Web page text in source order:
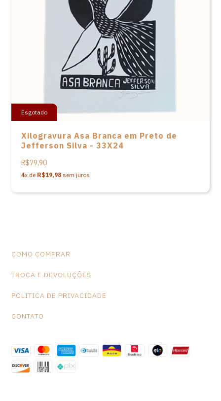
Esgotado
Xilogravura Asa Branca em Preto de
Jefferson Silva - 33X24
R$79,90
4x de R$19,98 sem juros
COMO COMPRAR
TROCA E DEVOLUÇÕES
POLITICA DE PRIVACIDADE
CONTATO